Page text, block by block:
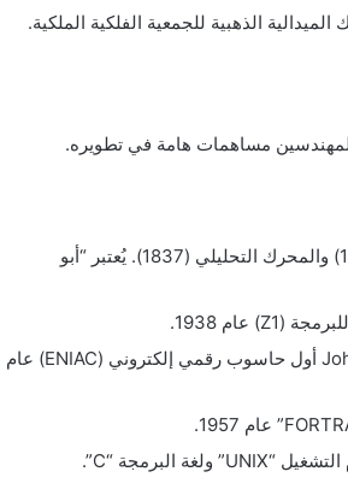
الذهبية للجمعية الفلكية الملكية.
مساهمات هامة في تطويره.
(1791-1871) عالم رياضيات بريطاني، صمم آلة الفروق (1822) والمحرك التحليلي (1837). يُعتبر “أبو
(1906-1973) عالم رياضيات أمريكي، صمم مع John Mauchly أول حاسوب رقمي إلكتروني (ENIAC) عام